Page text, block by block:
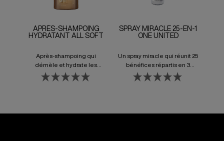
APRÈS-SHAMPOING
HYDRATANT ALL SOFT
Après-shampoing qui
démèle et hydrate les
cheveux secs à rêches.
SPRAY MIRACLE 25-EN-1
ONE UNITED
Un spray miracle qui réunit 25
bénéfices répartis en 3
catégories : protection, soin
et beauté.